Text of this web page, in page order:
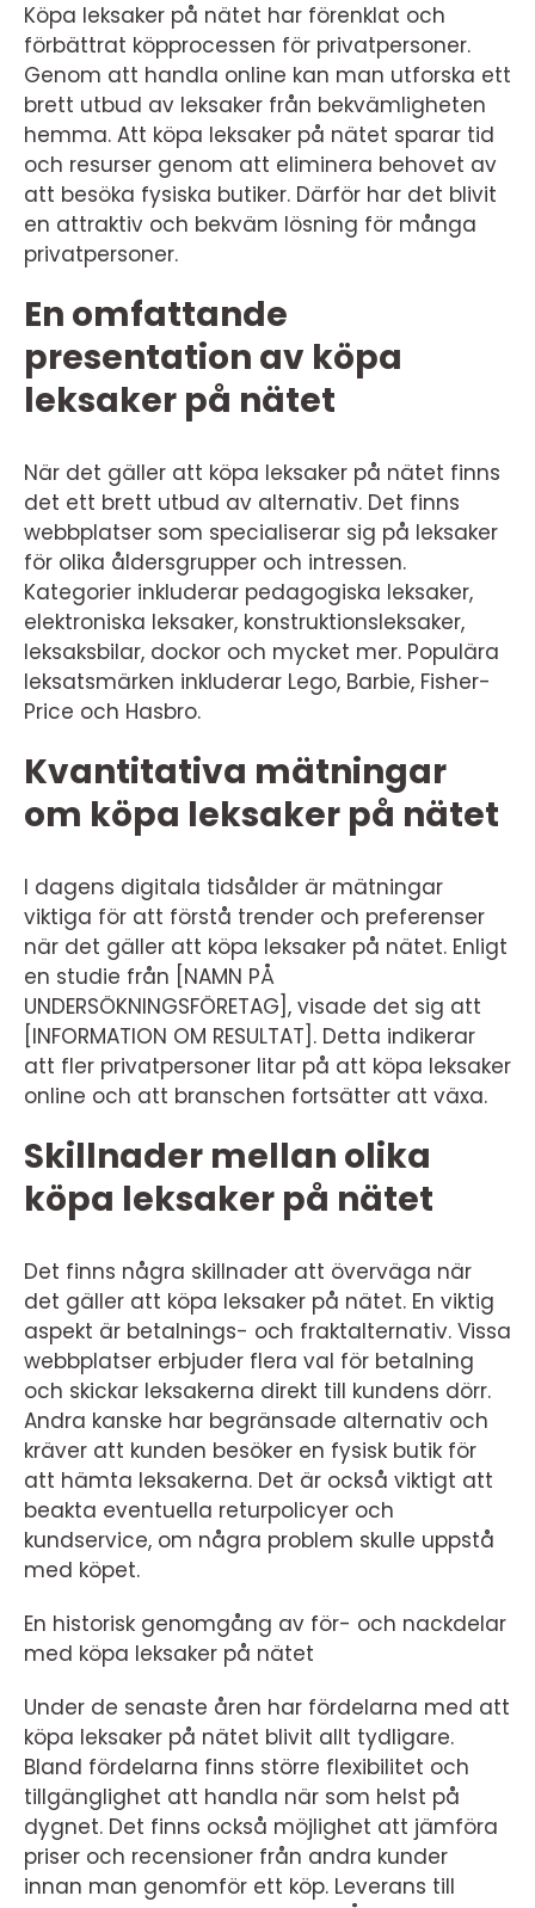
Köpa leksaker på nätet har förenklat och
förbättrat köpprocessen för privatpersoner.
Genom att handla online kan man utforska ett
brett utbud av leksaker från bekvämligheten
hemma. Att köpa leksaker på nätet sparar tid
och resurser genom att eliminera behovet av
att besöka fysiska butiker. Därför har det blivit
en attraktiv och bekväm lösning för många
privatpersoner.
En omfattande
presentation av köpa
leksaker på nätet
När det gäller att köpa leksaker på nätet finns
det ett brett utbud av alternativ. Det finns
webbplatser som specialiserar sig på leksaker
för olika åldersgrupper och intressen.
Kategorier inkluderar pedagogiska leksaker,
elektroniska leksaker, konstruktionsleksaker,
leksaksbilar, dockor och mycket mer. Populära
leksatsmärken inkluderar Lego, Barbie, Fisher-
Price och Hasbro.
Kvantitativa mätningar
om köpa leksaker på nätet
I dagens digitala tidsålder är mätningar
viktiga för att förstå trender och preferenser
när det gäller att köpa leksaker på nätet. Enligt
en studie från [NAMN PÅ
UNDERSÖKNINGSFÖRETAG], visade det sig att
[INFORMATION OM RESULTAT]. Detta indikerar
att fler privatpersoner litar på att köpa leksaker
online och att branschen fortsätter att växa.
Skillnader mellan olika
köpa leksaker på nätet
Det finns några skillnader att överväga när
det gäller att köpa leksaker på nätet. En viktig
aspekt är betalnings- och fraktalternativ. Vissa
webbplatser erbjuder flera val för betalning
och skickar leksakerna direkt till kundens dörr.
Andra kanske har begränsade alternativ och
kräver att kunden besöker en fysisk butik för
att hämta leksakerna. Det är också viktigt att
beakta eventuella returpolicyer och
kundservice, om några problem skulle uppstå
med köpet.
En historisk genomgång av för- och nackdelar
med köpa leksaker på nätet
Under de senaste åren har fördelarna med att
köpa leksaker på nätet blivit allt tydligare.
Bland fördelarna finns större flexibilitet och
tillgänglighet att handla när som helst på
dygnet. Det finns också möjlighet att jämföra
priser och recensioner från andra kunder
innan man genomför ett köp. Leverans till